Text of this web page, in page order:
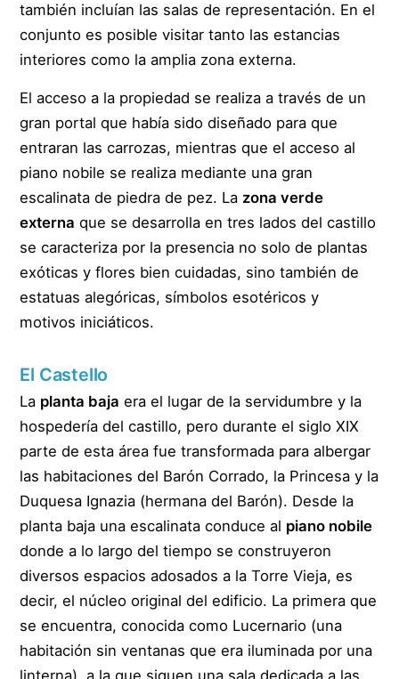
también incluían las salas de representación. En el
conjunto es posible visitar tanto las estancias
interiores como la amplia zona externa.
El acceso a la propiedad se realiza a través de un
gran portal que había sido diseñado para que
entraran las carrozas, mientras que el acceso al
piano nobile se realiza mediante una gran
escalinata de piedra de pez. La zona verde
externa que se desarrolla en tres lados del castillo
se caracteriza por la presencia no solo de plantas
exóticas y flores bien cuidadas, sino también de
estatuas alegóricas, símbolos esotéricos y
motivos iniciáticos.
El Castello
La planta baja era el lugar de la servidumbre y la
hospedería del castillo, pero durante el siglo XIX
parte de esta área fue transformada para albergar
las habitaciones del Barón Corrado, la Princesa y la
Duquesa Ignazia (hermana del Barón). Desde la
planta baja una escalinata conduce al piano nobile
donde a lo largo del tiempo se construyeron
diversos espacios adosados a la Torre Vieja, es
decir, el núcleo original del edificio. La primera que
se encuentra, conocida como Lucernario (una
habitación sin ventanas que era iluminada por una